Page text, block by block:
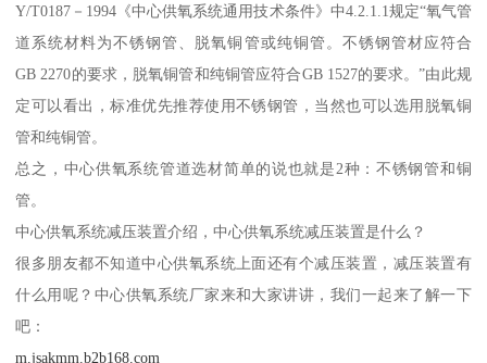
Y/T0187－1994《中心供氧系统通用技术条件》中4.2.1.1规定“氧气管
道系统材料为不锈钢管、脱氧铜管或纯铜管。不锈钢管材应符合
GB 2270的要求，脱氧铜管和纯铜管应符合GB 1527的要求。”由此规
定可以看出，标准优先推荐使用不锈钢管，当然也可以选用脱氧铜
管和纯铜管。
总之，中心供氧系统管道选材简单的说也就是2种：不锈钢管和铜
管。
中心供氧系统减压装置介绍，中心供氧系统减压装置是什么？
很多朋友都不知道中心供氧系统上面还有个减压装置，减压装置有
什么用呢？中心供氧系统厂家来和大家讲讲，我们一起来了解一下
吧：
m.jsakmm.b2b168.com